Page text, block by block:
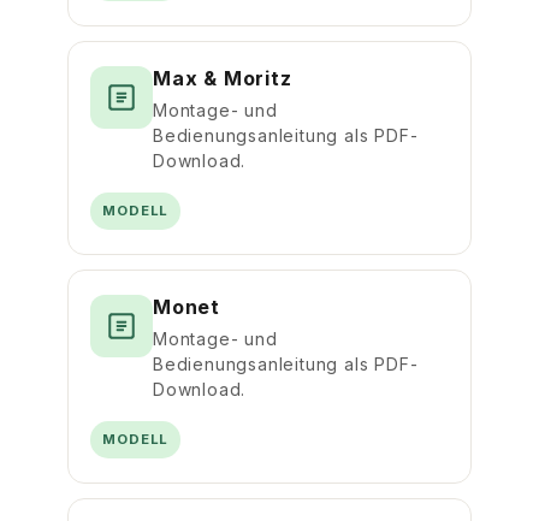
Max & Moritz
Montage- und
Bedienungsanleitung als PDF-
Download.
MODELL
Monet
Montage- und
Bedienungsanleitung als PDF-
Download.
MODELL